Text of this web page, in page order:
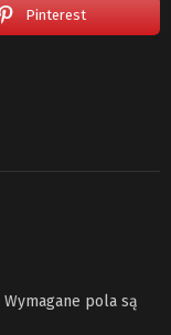
Pinterest
Wymagane pola są